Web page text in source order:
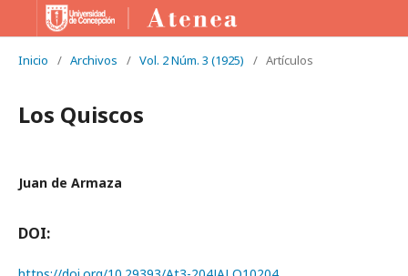
Inicio / Archivos / Vol. 2 Núm. 3 (1925) / Artículos
Los Quiscos
Juan de Armaza
DOI: